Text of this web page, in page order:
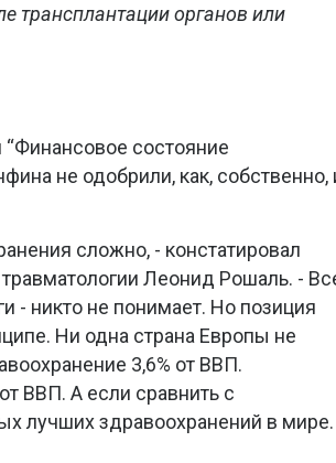
трансплантации органов или
состояние
не одобрили, как, собственно,
сложно, - констатировал
Леонид Рошаль. -
- никто не понимает. Но позиция
Ни одна страна Европы не
3,6% от ВВП.
ВВП. А если сравнить с
лучших здравоохранений в мире.